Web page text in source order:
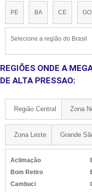
PE BA CE
Selecione a região do Brasil
REGIÕES ONDE A
DE ALTA PRESSAO:
Região Central Zona
Zona Leste Grande
Aclimação
Bom Retiro
Cambuci